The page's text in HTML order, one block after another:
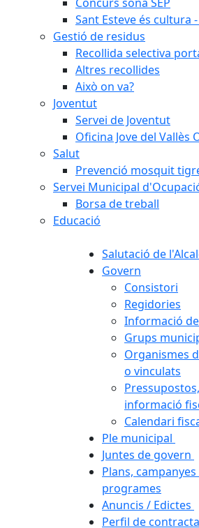
Sant Esteve és cultura
Gestió de residus
Recollida selectiva
Altres recollides
Això on va?
Joventut
Servei de Joventut
Oficina Jove del Vallès
Salut
Prevenció mosquit
Servei Municipal
Borsa de treball
Educació
Salutació de
Govern
Consistori
Regidories
Informació
Grups
Organismes
o vinculats
informació
Calendari
Ple municipal
Juntes de govern
Plans, campanyes
programes
Anuncis / Edictes
Perfil de